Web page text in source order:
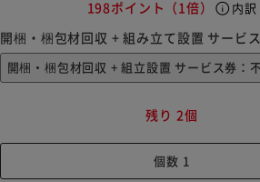
198ポイント （1倍） info 内訳
開梱・梱包材回収 + 組み立て設置 サービス
残り 2個